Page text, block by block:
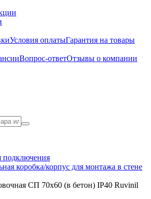
Условия оплатыГарантия на товары
Вопрос-ответОтзывы о компании
подключения
коробка/корпус для монтажа в стене
СП 70х60 (в бетон) IP40 Ruvinil